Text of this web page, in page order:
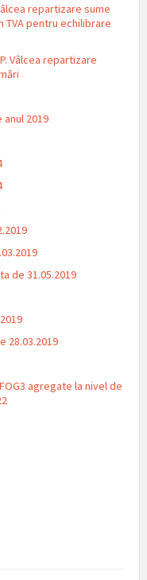
repartizare sume
pentru echilibrare
Vâlcea repartizare
2019
de 31.05.2019
28.03.2019
agregate la nivel de